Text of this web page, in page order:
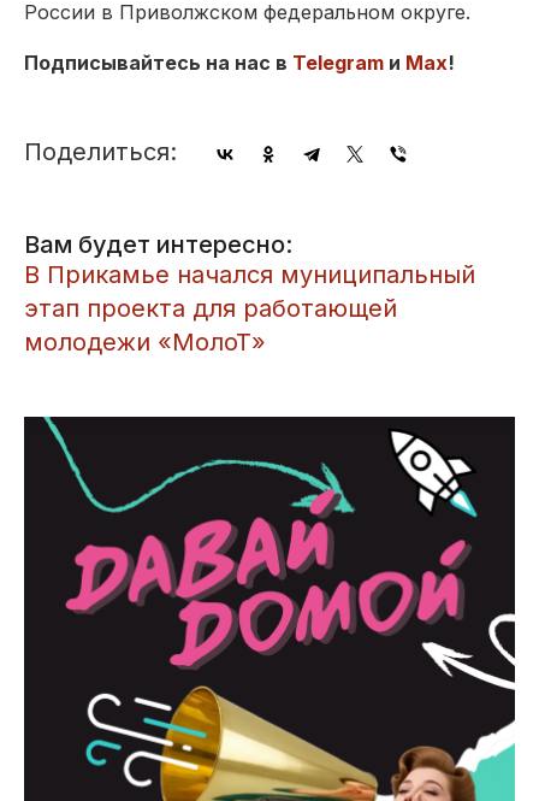
России в Приволжском федеральном округе.
Подписывайтесь на нас в Telegram и Max!
Поделиться:
Вам будет интересно:
В Прикамье начался муниципальный
этап проекта для работающей
молодежи «МолоТ»